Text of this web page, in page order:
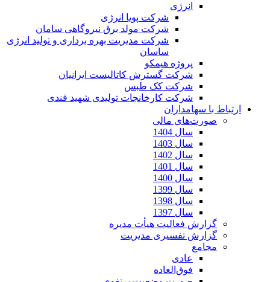
انرژی
شرکت پویا انرژی
شرکت مولد برق نیروگاهی سامان
شرکت مدیریت بهره برداری و تولید انرژی
ساسان
پروژه هیمکو
شرکت گسترش کاتالیست ایرانیان
شرکت کک طبس
شرکت کارخانجات تولیدی شهید قندی
ارتباط با سهامداران
صورت‌های مالی
سال 1404
سال 1403
سال 1402
سال 1401
سال 1400
سال 1399
سال 1398
سال 1397
گزارش فعالیت هیأت مدیره
گزارش تفسیری مدیریت
مجامع
عادی
فوق‌العاده